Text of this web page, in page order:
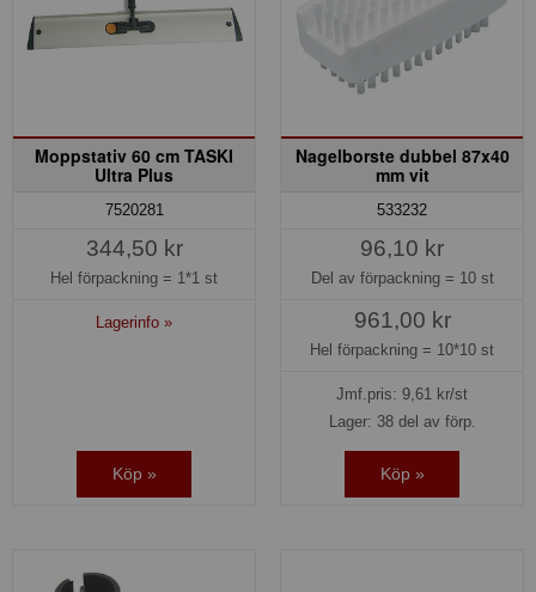
Moppstativ 60 cm TASKI
Ultra Plus
7520281
344,50 kr
Hel förpackning = 1*1 st
Lagerinfo »
Köp »
Nagelborste dubbel 87x40
mm vit
533232
96,10 kr
Del av förpackning = 10 st
961,00 kr
Hel förpackning = 10*10 st
Jmf.pris: 9,61 kr/st
Lager: 38 del av förp.
Köp »